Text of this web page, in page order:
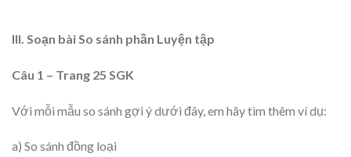
III. Soạn bài So sánh phần Luyện tập
Câu 1 – Trang 25 SGK
Với mỗi mẫu so sánh gợi ý dưới đây, em hãy tìm thêm ví dụ:
a) So sánh đồng loại